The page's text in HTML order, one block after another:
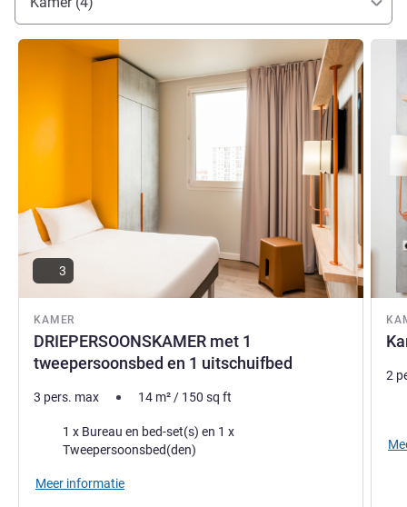
maken
Sandra BERTHOUD, Hotel Management
KAMER
DRIEPERSOONSKAMER met 1
tweepersoonsbed en 1 uitschuifbed
Meer informatie
3
3 pers. max 14 m²/ 150 sq ft
Beddengoed
1 x Bureau en bed-set(s) en 1 x
Tweepersoonsbed(den)
Meer informatie
Meer
2